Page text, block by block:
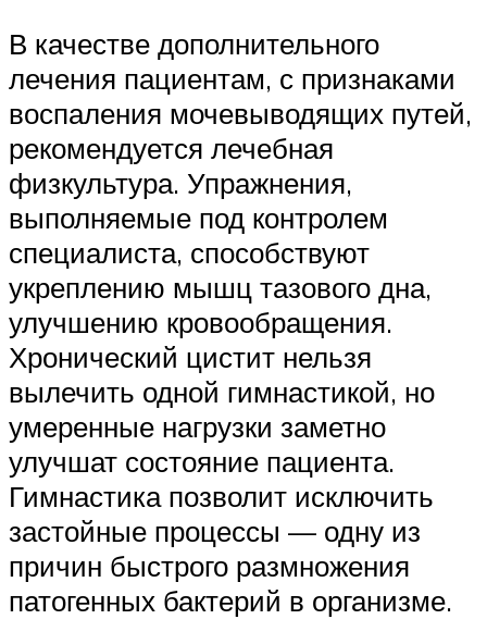
В качестве дополнительного
лечения пациентам, с признаками
воспаления мочевыводящих путей,
рекомендуется лечебная
физкультура. Упражнения,
выполняемые под контролем
специалиста, способствуют
укреплению мышц тазового дна,
улучшению кровообращения.
Хронический цистит нельзя
вылечить одной гимнастикой, но
умеренные нагрузки заметно
улучшат состояние пациента.
Гимнастика позволит исключить
застойные процессы — одну из
причин быстрого размножения
патогенных бактерий в организме.